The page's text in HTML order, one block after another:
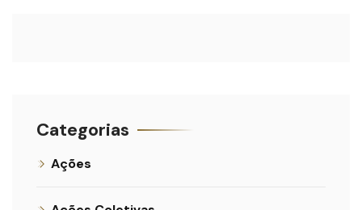
Categorias
Ações